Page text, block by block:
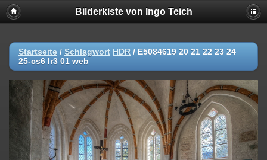
Bilderkiste von Ingo Teich
Startseite / Schlagwort HDR / E5084619 20 21 22 23 24
25-cs6 lr3 01 web